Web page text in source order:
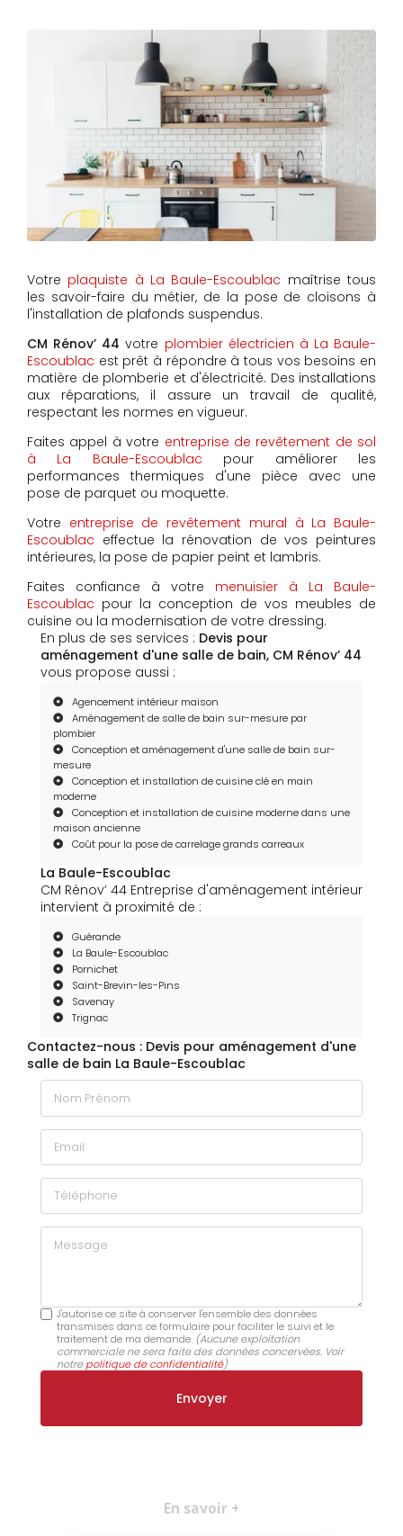
Votre plaquiste à La Baule-Escoublac maîtrise tous
les savoir-faire du métier, de la pose de cloisons à
l'installation de plafonds suspendus.
CM Rénov’ 44 votre plombier électricien à La Baule-
Escoublac est prêt à répondre à tous vos besoins en
matière de plomberie et d'électricité. Des installations
aux réparations, il assure un travail de qualité,
respectant les normes en vigueur.
Faites appel à votre entreprise de revêtement de sol
à La Baule-Escoublac pour améliorer les
performances thermiques d'une pièce avec une
pose de parquet ou moquette.
Votre entreprise de revêtement mural à La Baule-
Escoublac effectue la rénovation de vos peintures
intérieures, la pose de papier peint et lambris.
Faites confiance à votre menuisier à La Baule-
Escoublac pour la conception de vos meubles de
cuisine ou la modernisation de votre dressing.
En plus de ses services : Devis pour
aménagement d'une salle de bain, CM Rénov’ 44
vous propose aussi :
Agencement intérieur maison
Aménagement de salle de bain sur-mesure par
plombier
Conception et aménagement d'une salle de bain sur-
mesure
Conception et installation de cuisine clé en main
moderne
Conception et installation de cuisine moderne dans une
maison ancienne
Coût pour la pose de carrelage grands carreaux
La Baule-Escoublac
CM Rénov’ 44 Entreprise d'aménagement intérieur
intervient à proximité de :
Guérande
La Baule-Escoublac
Pornichet
Saint-Brevin-les-Pins
Savenay
Trignac
Contactez-nous : Devis pour aménagement d'une
salle de bain La Baule-Escoublac
Nom Prénom
Email
Téléphone
Message
J'autorise ce site à conserver l'ensemble des données
transmises dans ce formulaire pour faciliter le suivi et le
traitement de ma demande. (Aucune exploitation
commerciale ne sera faite des données concervées. Voir
notrepolitique de confidentialité)
En savoir +